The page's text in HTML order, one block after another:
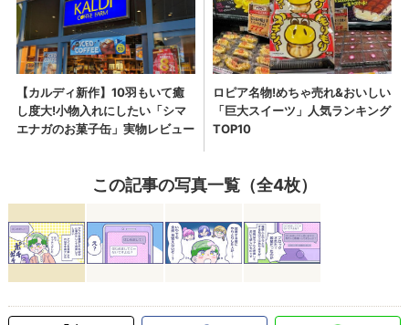
この記事の写真一覧（全4枚）